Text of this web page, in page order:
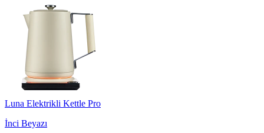
Luna Elektrikli Kettle Pro
İnci Beyazı